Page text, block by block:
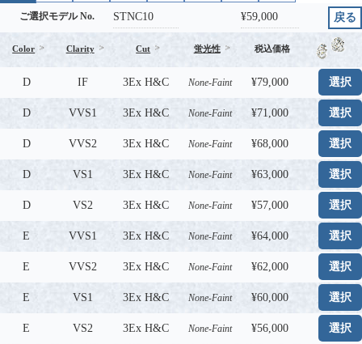
ご選択モデル No. STNC10 ¥59,000 戻る
Color Clarity Cut 蛍光性 税込価格
D IF 3Ex H&C None-Faint ¥79,000 選択
D VVS1 3Ex H&C None-Faint ¥71,000 選択
D VVS2 3Ex H&C None-Faint ¥68,000 選択
D VS1 3Ex H&C None-Faint ¥63,000 選択
D VS2 3Ex H&C None-Faint ¥57,000 選択
E VVS1 3Ex H&C None-Faint ¥64,000 選択
E VVS2 3Ex H&C None-Faint ¥62,000 選択
E VS1 3Ex H&C None-Faint ¥60,000 選択
E VS2 3Ex H&C None-Faint ¥56,000 選択